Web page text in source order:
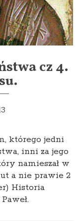
cz 4.
którego jedni
inni za jego
namieszał w
a nie prawie 2
Historia